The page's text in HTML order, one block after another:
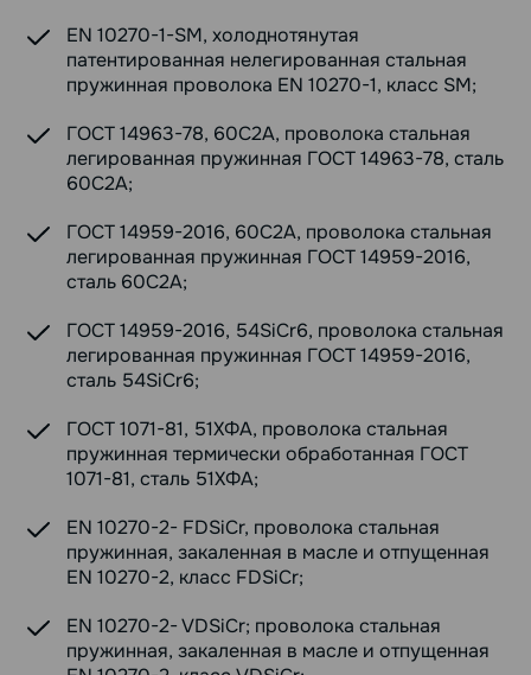
EN 10270-1-SM, холоднотянутая
патентированная нелегированная стальная
пружинная проволока EN 10270-1, класс SM;
ГОСТ 14963-78, 60С2А, проволока стальная
легированная пружинная ГОСТ 14963-78, сталь
60С2А;
ГОСТ 14959-2016, 60С2А, проволока стальная
легированная пружинная ГОСТ 14959-2016,
сталь 60С2А;
ГОСТ 14959-2016, 54SiCr6, проволока стальная
легированная пружинная ГОСТ 14959-2016,
сталь 54SiCr6;
ГОСТ 1071-81, 51ХФА, проволока стальная
пружинная термически обработанная ГОСТ
1071-81, сталь 51ХФА;
EN 10270-2- FDSiCr, проволока стальная
пружинная, закаленная в масле и отпущенная
EN 10270-2, класс FDSiCr;
EN 10270-2- VDSiCr; проволока стальная
пружинная, закаленная в масле и отпущенная